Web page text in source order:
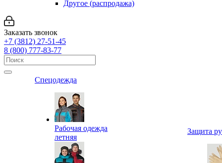
Другое (распродажа)
Заказать звонок
+7 (3812) 27-51-45
8 (800) 777-83-77
Спецодежда
Рабочая одежда
летняя
Защита